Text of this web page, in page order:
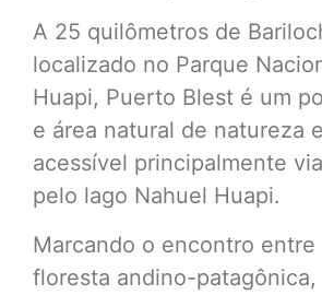
A 25 quilômetros de
localizado no Parque
Huapi, Puerto Blest é um
e área natural de natureza
acessível principalmente
pelo lago Nahuel Huapi.
Marcando o encontro entre
floresta andino-